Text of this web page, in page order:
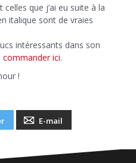
que j’ai eu suite à la
italique sont de vraies
intéressants dans son
commander ici.
!
E-mail